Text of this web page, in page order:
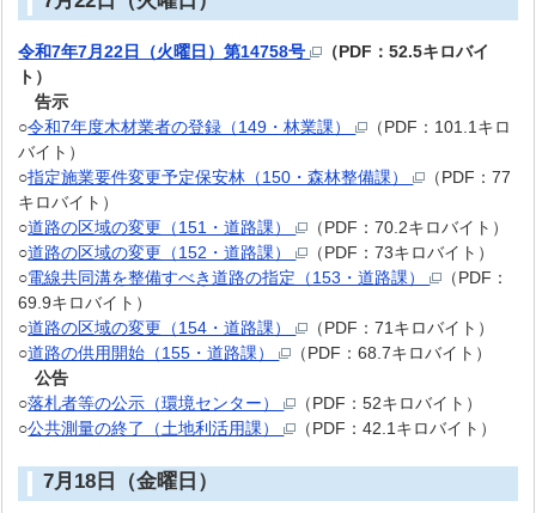
令和7年7月22日（火曜日）第14758号
（PDF：52.5キロバイ
ト）
告示
○令和7年度木材業者の登録（149・林業課）
（PDF：101.1キロ
バイト）
○指定施業要件変更予定保安林（150・森林整備課）
（PDF：77
キロバイト）
○道路の区域の変更（151・道路課）
（PDF：70.2キロバイト）
○道路の区域の変更（152・道路課）
（PDF：73キロバイト）
○電線共同溝を整備すべき道路の指定（153・道路課）
（PDF：
69.9キロバイト）
○道路の区域の変更（154・道路課）
（PDF：71キロバイト）
○道路の供用開始（155・道路課）
（PDF：68.7キロバイト）
公告
○落札者等の公示（環境センター）
（PDF：52キロバイト）
○公共測量の終了（土地利活用課） （PDF：42.1キロバイト）
7月18日（金曜日）